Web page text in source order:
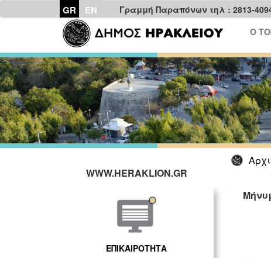
GR EN Γραμμή Παραπόνων τηλ : 2813-
Ο
WWW.HERAKLION.GR
ΕΠΙΚΑΙΡΟΤΗΤΑ